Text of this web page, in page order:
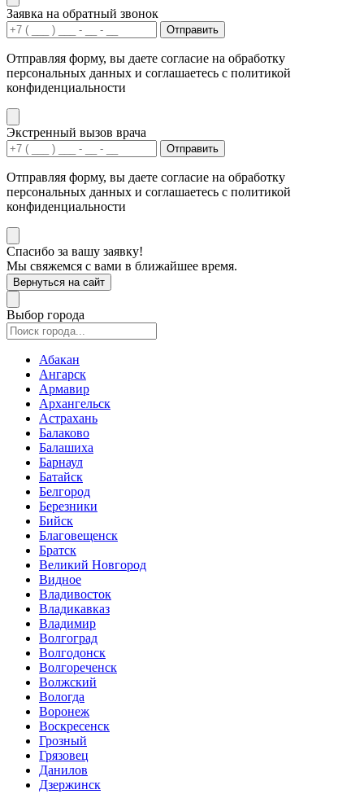
Заявка на обратный звонок
Отправить
Отправляя форму, вы даете согласие на обработку
персональных данных и соглашаетесь с политикой
конфиденциальности
Экстренный вызов врача
Отправить
Отправляя форму, вы даете согласие на обработку
персональных данных и соглашаетесь с политикой
конфиденциальности
Спасибо за вашу заявку!
Мы свяжемся с вами в ближайшее время.
Вернуться на сайт
Выбор города
Абакан
Ангарск
Армавир
Архангельск
Астрахань
Балаково
Балашиха
Барнаул
Батайск
Белгород
Березники
Бийск
Благовещенск
Братск
Великий Новгород
Видное
Владивосток
Владикавказ
Владимир
Волгоград
Волгодонск
Волгореченск
Волжский
Вологда
Воронеж
Воскресенск
Грозный
Грязовец
Данилов
Дзержинск